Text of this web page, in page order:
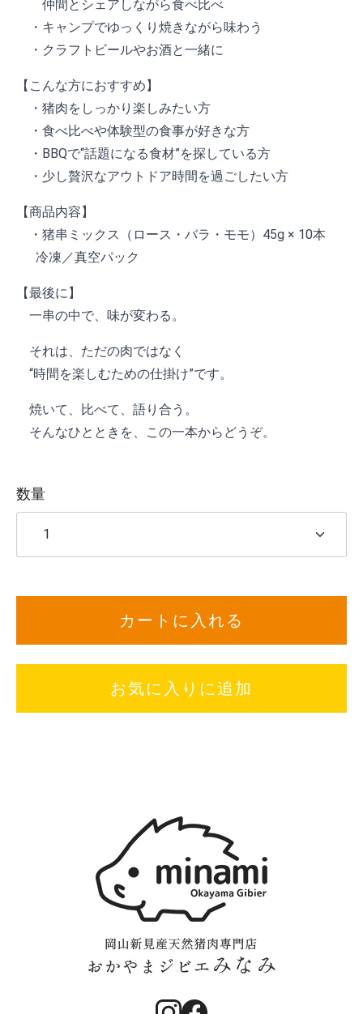
仲間とシェアしながら食べ比べ
・キャンプでゆっくり焼きながら味わう
・クラフトビールやお酒と一緒に
【こんな方におすすめ】
・猪肉をしっかり楽しみたい方
・食べ比べや体験型の食事が好きな方
・BBQで“話題になる食材”を探している方
・少し贅沢なアウトドア時間を過ごしたい方
【商品内容】
・猪串ミックス（ロース・バラ・モモ）45g × 10本
冷凍／真空パック
【最後に】
一串の中で、味が変わる。
それは、ただの肉ではなく
“時間を楽しむための仕掛け”です。
焼いて、比べて、語り合う。
そんなひとときを、この一本からどうぞ。
数量
カートに入れる
お気に入りに追加